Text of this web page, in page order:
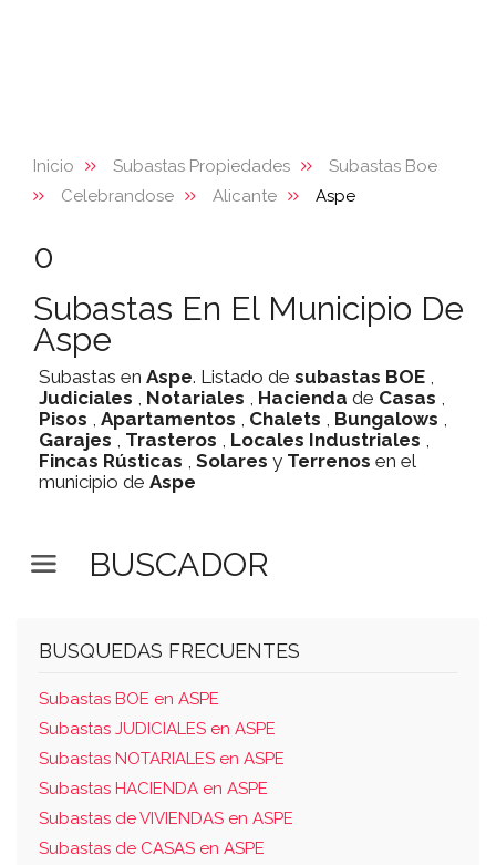
Inicio Subastas Propiedades
Subastas Boe
Celebrandose
Alicante Aspe
0
Subastas En El Municipio De
Aspe
Subastas en Aspe. Listado de subastas BOE ,
Judiciales , Notariales , Hacienda de Casas ,
Pisos , Apartamentos , Chalets , Bungalows ,
Garajes , Trasteros , Locales Industriales ,
Fincas Rústicas , Solares y Terrenos en el
municipio de Aspe
BUSCADOR
BUSQUEDAS FRECUENTES
Subastas BOE en ASPE
Subastas JUDICIALES en ASPE
Subastas NOTARIALES en ASPE
Subastas HACIENDA en ASPE
Subastas de VIVIENDAS en ASPE
Subastas de CASAS en ASPE